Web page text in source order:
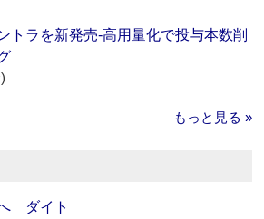
トラを新発売‐高用量化で投与本数削
もっと見る »
ダイト